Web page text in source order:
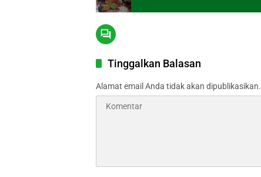
Tinggalkan Balasan
Alamat email Anda tidak akan dipublikasikan.